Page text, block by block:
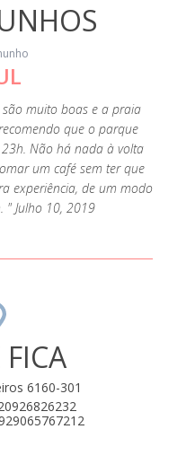
muito boas e a praia
que o parque
Não há nada à volta
um café sem ter que
experiência, de um modo
" Julho 10, 2019
6160-301